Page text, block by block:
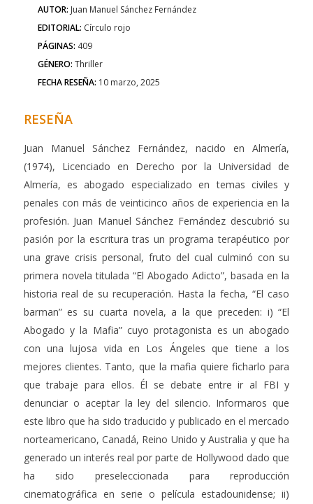
AUTOR: Juan Manuel Sánchez Fernández
EDITORIAL: Círculo rojo
PÁGINAS: 409
GÉNERO: Thriller
FECHA RESEÑA: 10 marzo, 2025
RESEÑA
Juan Manuel Sánchez Fernández, nacido en Almería,
(1974), Licenciado en Derecho por la Universidad de
Almería, es abogado especializado en temas civiles y
penales con más de veinticinco años de experiencia en la
profesión. Juan Manuel Sánchez Fernández descubrió su
pasión por la escritura tras un programa terapéutico por
una grave crisis personal, fruto del cual culminó con su
primera novela titulada “El Abogado Adicto”, basada en la
historia real de su recuperación. Hasta la fecha, “El caso
barman” es su cuarta novela, a la que preceden: i) “El
Abogado y la Mafia” cuyo protagonista es un abogado
con una lujosa vida en Los Ángeles que tiene a los
mejores clientes. Tanto, que la mafia quiere ficharlo para
que trabaje para ellos. Él se debate entre ir al FBI y
denunciar o aceptar la ley del silencio. Informaros que
este libro que ha sido traducido y publicado en el mercado
norteamericano, Canadá, Reino Unido y Australia y que ha
generado un interés real por parte de Hollywood dado que
ha sido preseleccionada para reproducción
cinematográfica en serie o película estadounidense; ii)